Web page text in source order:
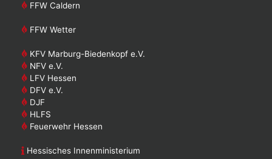
FFW Caldern
FFW Wetter
KFV Marburg-Biedenkopf e.V.
NFV e.V.
LFV Hessen
DFV e.V.
DJF
HLFS
Feuerwehr Hessen
Hessisches Innenministerium